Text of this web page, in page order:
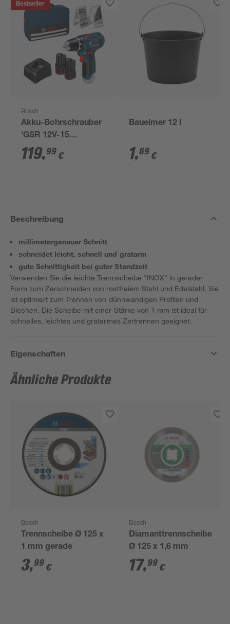
Bestseller
Bosch
Akku-Bohrschrauber
'GSR 12V-15
Professional' mit 2
Akkus, Tasche und
119,99 €
Baueimer 12 l
1,69 €
Beschreibung
millimetergenauer Schnitt
schneidet leicht, schnell und gratarm
gute Schnittigkeit bei guter Standzeit
Verwenden Sie die leichte Trennscheibe "INOX" in gerader
Form zum Zerschneiden von rostfreiem Stahl und Edelstahl. Sie
ist optimiert zum Trennen von dünnwandigen Profilen und
Blechen. Die Scheibe mit einer Stärke von 1 mm ist ideal für
schnelles, leichtes und gratarmes Zertrennen geeignet.
Eigenschaften
Ähnliche Produkte
Bosch
Trennscheibe Ø 125 x
1 mm gerade
3,99 €
Bosch
Diamanttrennscheibe
Ø 125 x 1,6 mm
17,99 €